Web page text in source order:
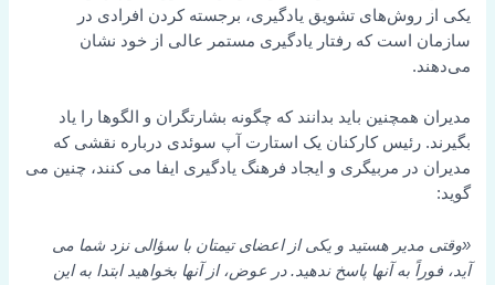
یکی از روش‌های تشویق یادگیری، برجسته کردن افرادی در
سازمان است که رفتار یادگیری مستمر عالی از خود نشان
می‌دهند.
مدیران همچنین باید بدانند که چگونه بشارتگران و الگوها را یاد
بگیرند. رئیس کارکنان یک استارت آپ سوئدی درباره نقشی که
مدیران در مربیگری و ایجاد فرهنگ یادگیری ایفا می کنند، چنین می
گوید:
«وقتی مدیر هستید و یکی از اعضای تیمتان با سؤالی نزد شما می
آید، فوراً به آنها پاسخ ندهید. در عوض، از آنها بخواهید ابتدا به این